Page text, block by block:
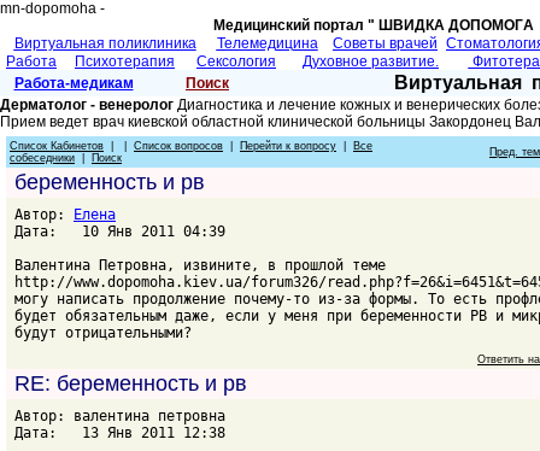
mn-dopomoha -
Медицинский портал " ШВИДКА
Виртуальная поликлиника
Телемедицина Советы врачей
Работа
Психотерапия Сексология Духовное развитие.
Работа-медикам
Поиск Виртуальная
Дерматолог - венеролог Диагностика и лечение кожных и венерических
Прием ведет врач киевской областной клинической больницы Закордонец
Список Кабинетов Список вопросов Перейти к вопросу
Все
собеседники
Поиск Пред.
беременность и рв
Автор:
Елена
Дата: 10 Янв 2011 04:39
Валентина Петровна, извините, в прошлой теме
http://www.dopomoha.kiev.ua/forum326/
могу написать продолжение почему-то из-за формы. То есть
будет обязательным даже, если у меня при беременности РВ и
будут отрицательными?
Ответить
RE: беременность и рв
Автор: валентина петровна
Дата: 13 Янв 2011 12:38